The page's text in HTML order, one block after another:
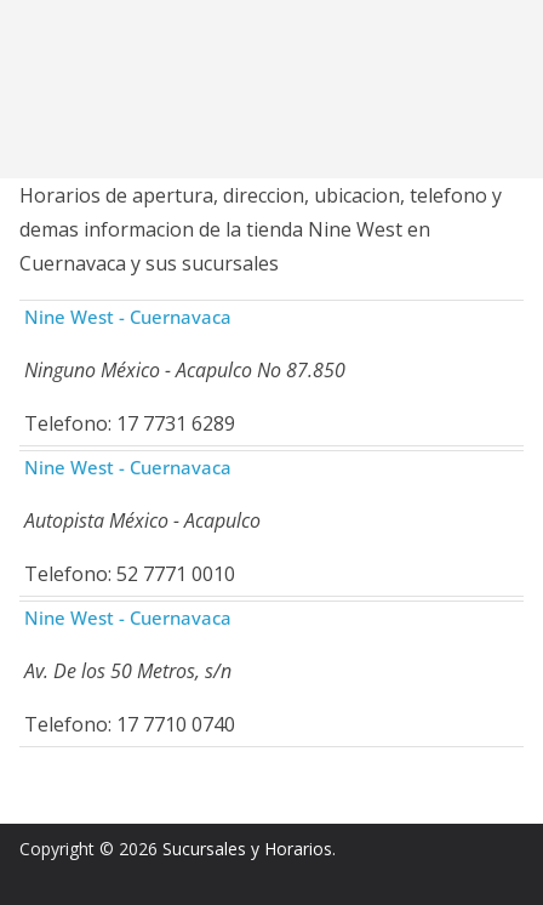
Horarios de apertura, direccion, ubicacion, telefono y
demas informacion de la tienda Nine West en
Cuernavaca y sus sucursales
Nine West - Cuernavaca
Ninguno México - Acapulco No 87.850
Telefono: 17 7731 6289
Nine West - Cuernavaca
Autopista México - Acapulco
Telefono: 52 7771 0010
Nine West - Cuernavaca
Av. De los 50 Metros, s/n
Telefono: 17 7710 0740
Copyright © 2026 Sucursales y Horarios.